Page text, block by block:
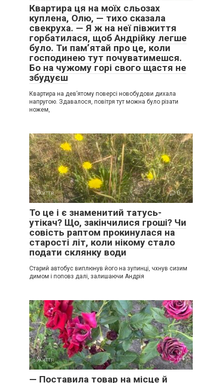
Квартира ця на моїх сльозах
куплена, Олю, — тихо сказала
свекруха. — Я ж на неї півжиття
горбатилася, щоб Андрійку легше
було. Ти пам’ятай про це, коли
господинею тут почуватимешся.
Бо на чужому горі свого щастя не
збудуєш
Квартира на дев’ятому поверсі новобудови дихала
напругою. Здавалося, повітря тут можна було різати
ножем,
Життя 0
То це і є знаменитий татусь-
утікач? Що, закінчилися гроші? Чи
совість раптом прокинулася на
старості літ, коли нікому стало
подати склянку води
Старий автобус виплюнув його на зупинці, чхнув сизим
димом і поповз далі, залишаючи Андрія
Життя 0
— Поставила товар на місце й